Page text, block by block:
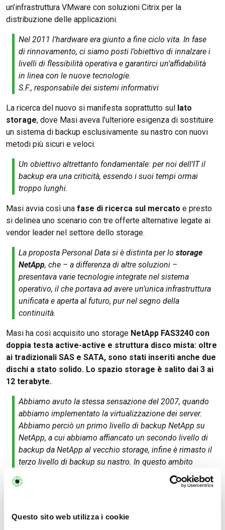
Questo sito web utilizza i cookie
un’infrastruttura VMware con soluzioni Citrix per la
distribuzione delle applicazioni.
Nel 2011 l’hardware era giunto a fine ciclo vita. In fase
di rinnovamento, ci siamo posti l’obiettivo di innalzare i
livelli di flessibilità operativa e garantirci un’affidabilità
in linea con le nuove tecnologie.
S.F., responsabile dei sistemi informativi
La ricerca del nuovo si manifesta soprattutto sul
lato
storage, dove Masi aveva l’ulteriore esigenza di sostituire
un sistema di backup esclusivamente su nastro con nuovi
metodi più sicuri e veloci.
Un obiettivo altrettanto fondamentale: per noi dell’IT il
backup era una criticità, essendo i suoi tempi ormai
troppo lunghi.
Masi avvia così una fase di ricerca sul mercato e presto
si delinea uno scenario con tre offerte alternative legate ai
vendor leader nel settore dello storage.
La proposta Personal Data si è distinta per lo storage
NetApp, che – a differenza di altre soluzioni –
presentava varie tecnologie integrate nel sistema
operativo, il che portava ad avere un’unica infrastruttura
unificata e aperta al futuro, pur nel segno della
continuità.
Masi ha così acquisito uno storage NetApp FAS3240 con
doppia testa active-active e struttura disco mista: oltre
ai tradizionali SAS e SATA, sono stati inseriti anche due
dischi a stato solido. Lo spazio storage è salito dai 3 ai
12 terabyte.
Abbiamo avuto la stessa sensazione del 2007, quando
abbiamo implementato la virtualizzazione dei server.
Abbiamo perciò un primo livello di backup NetApp su
NetApp, a cui abbiamo affiancato un secondo livello di
backup da NetApp al vecchio storage, infine è rimasto il
terzo livello di backup su nastro. In questo ambito
siamo migliorati molto:
ora possiamo effettuare attività
di backup più volte al giorno e siamo in grado di fare il
al supporto magnetico. E con 12 terabyte di spazio